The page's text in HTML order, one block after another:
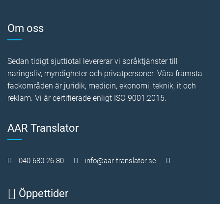
Om oss
Sedan tidigt sjuttiotal levererar vi språktjänster till
näringsliv, myndigheter och privatpersoner. Våra främsta
fackområden är juridik, medicin, ekonomi, teknik, it och
reklam. Vi är certifierade enligt ISO 9001:2015.
AAR Translator
040-680 26 80 info@aar-translator.se
Öppettider